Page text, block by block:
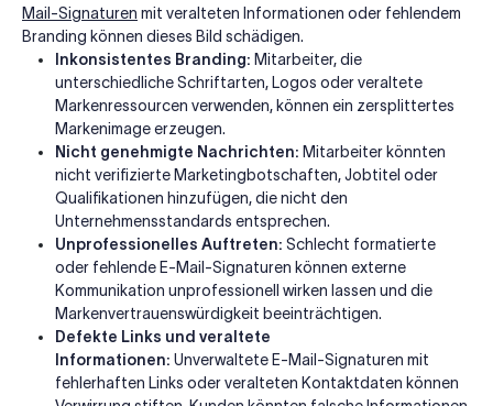
Mail-Signaturen mit veralteten Informationen oder fehlendem
Branding können dieses Bild schädigen.
Inkonsistentes Branding: Mitarbeiter, die
unterschiedliche Schriftarten, Logos oder veraltete
Markenressourcen verwenden, können ein zersplittertes
Markenimage erzeugen.
Nicht genehmigte Nachrichten: Mitarbeiter könnten
nicht verifizierte Marketingbotschaften, Jobtitel oder
Qualifikationen hinzufügen, die nicht den
Unternehmensstandards entsprechen.
Unprofessionelles Auftreten: Schlecht formatierte
oder fehlende E-Mail-Signaturen können externe
Kommunikation unprofessionell wirken lassen und die
Markenvertrauenswürdigkeit beeinträchtigen.
Defekte Links und veraltete
Informationen: Unverwaltete E-Mail-Signaturen mit
fehlerhaften Links oder veralteten Kontaktdaten können